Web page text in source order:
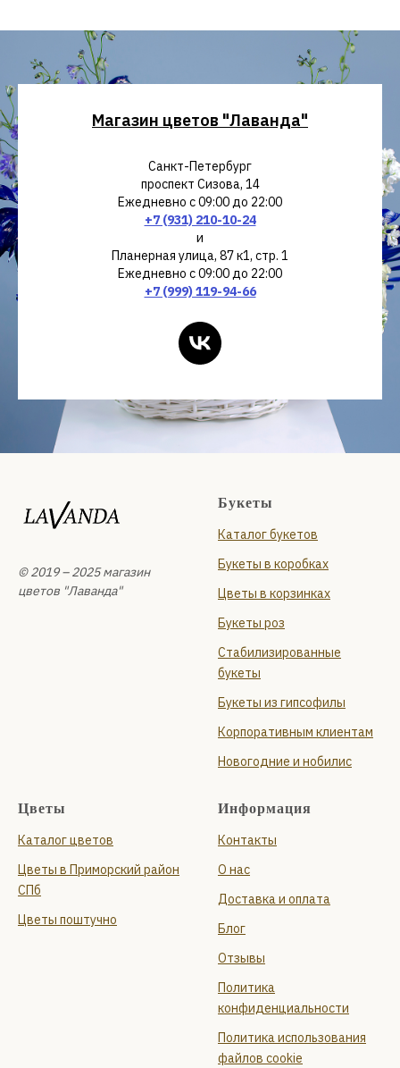
Магазин цветов "Лаванда"
Санкт-Петербург
проспект Сизова, 14
Ежедневно с 09:00 до 22:00
+7 (931) 210-10-24
и
Планерная улица, 87 к1, стр. 1
Ежедневно с 09:00 до 22:00
+7 (999) 119-94-66
© 2019 – 2025 магазин
цветов "Лаванда"
Букеты
Каталог букетов
Букеты в коробках
Цветы в корзинках
Букеты роз
Стабилизированные
букеты
Букеты из гипсофилы
Корпоративным клиентам
Новогодние и нобилис
Цветы
Каталог цветов
Цветы в Приморский район
СПб
Цветы поштучно
Информация
Контакты
О нас
Доставка и оплата
Блог
Отзывы
Политика
конфиденциальности
Политика использования
файлов cookie